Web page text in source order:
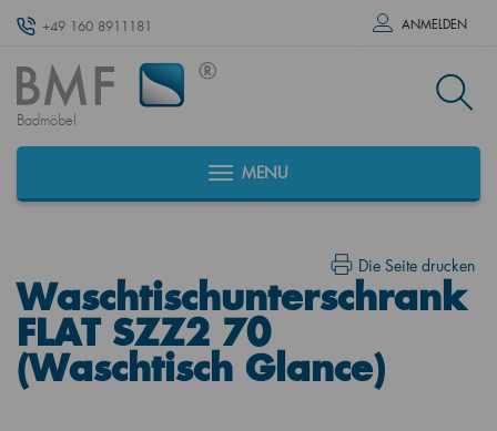
+49 160 8911181 ANMELDEN
Badmöbel
MENU
Die Seite drucken
Waschtischunterschrank
FLAT SZZ2 70
(Waschtisch Glance)